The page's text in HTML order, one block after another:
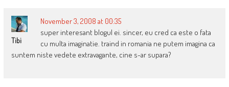
Tibi
November 3, 2008 at 00:35
super interesant blogul ei. sincer, eu cred ca este o fata
cu multa imaginatie. traind in romania ne putem imagina ca
suntem niste vedete extravagante, cine s-ar supara?